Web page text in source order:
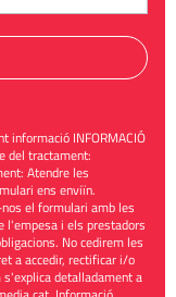
informació INFORMACIÓ
del tractament:
Atendre les
ens enviïn.
el formulari amb les
l'empesa i els prestadors
No cedirem les
a accedir, rectificar i/o
detalladament a